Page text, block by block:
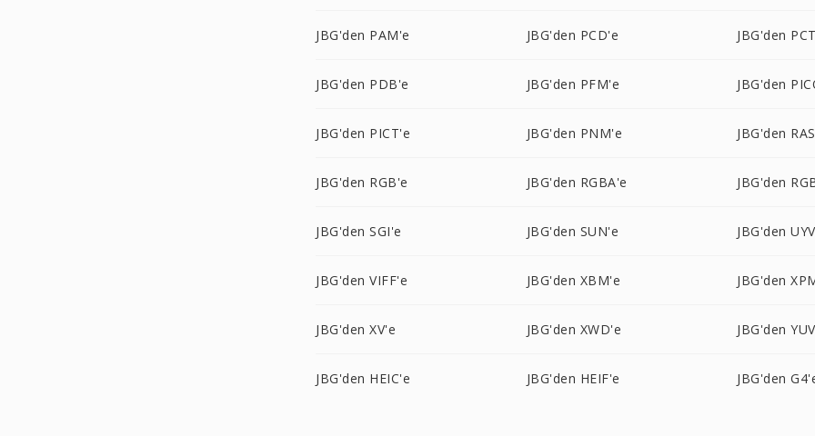
JBG'den PAM'e JBG'den PCD'e JBG'den
JBG'den PDB'e JBG'den PFM'e JBG'den
JBG'den PICT'e JBG'den PNM'e JBG'den
JBG'den RGB'e JBG'den RGBA'e JBG'den
JBG'den SGI'e JBG'den SUN'e JBG'den
JBG'den VIFF'e JBG'den XBM'e JBG'den
JBG'den XV'e JBG'den XWD'e JBG'den
JBG'den HEIC'e JBG'den HEIF'e JBG'den